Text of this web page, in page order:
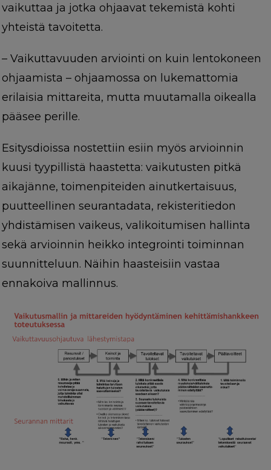
vaikuttaa ja jotka ohjaavat tekemistä kohti
yhteistä tavoitetta.
– Vaikuttavuuden arviointi on kuin lentokoneen
ohjaamista – ohjaamossa on lukemattomia
erilaisia mittareita, mutta muutamalla oikealla
pääsee perille.
Esitysdioissa nostettiin esiin myös arvioinnin
kuusi tyypillistä haastetta: vaikutusten pitkä
aikajänne, toimenpiteiden ainutkertaisuus,
puutteellinen seurantadata, rekisteritiedon
yhdistämisen vaikeus, valikoitumisen hallinta
sekä arvioinnin heikko integrointi toiminnan
suunnitteluun. Näihin haasteisiin vastaa
ennakoiva mallinnus.